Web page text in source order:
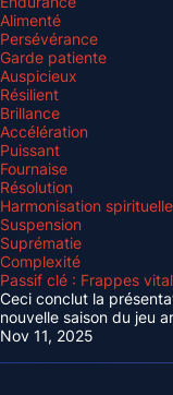
Alimenté
Persévérance
Garde patiente
Auspicieux
Résilient
Brillance
Accélération
Puissant
Fournaise
Résolution
Harmonisation spirituelle
Suspension
Suprématie
Complexité
Passif clé : Frappes
Ceci conclut la
nouvelle saison du jeu
Nov 11, 2025